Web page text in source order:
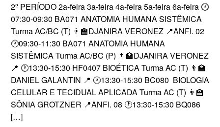
2º PERÍODO 2a-feira 3a-feira 4a-feira 5a-feira 6a-feira 🕐
07:30-09:30 BA071 ANATOMIA HUMANA SISTÊMICA
Turma AC/BC (T) 👨‍🏫DJANIRA VERONEZ 📍ANFI. 02
🕐09:30-11:30 BA071 ANATOMIA HUMANA
SISTÊMICA Turma AC/BC (P) 👨‍🏫DJANIRA VERONEZ
📍 🕐13:30-15:30 HF0407 BIOÉTICA Turma AC (T) 👨‍🏫
DANIEL GALANTIN 📍 🕐13:30-15:30 BC080 BIOLOGIA
CELULAR E TECIDUAL APLICADA Turma AC (T) 👨‍🏫
SÔNIA GROTZNER 📍ANFI. 08 🕐13:30-15:30 BQ086
[…]